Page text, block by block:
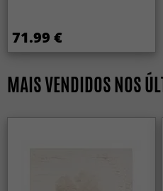
71.99 €
MAIS VENDIDOS NOS